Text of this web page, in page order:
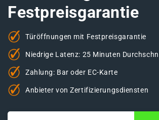
Festpreisgarantie
Türöffnungen mit Festpreisgarantie
Niedrige Latenz: 25 Minuten
Zahlung: Bar oder EC-Karte
Anbieter von Zertifizierungsdiensten